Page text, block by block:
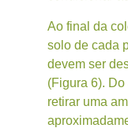
Ao final da
solo de cada
devem ser
(Figura 6).
retirar uma